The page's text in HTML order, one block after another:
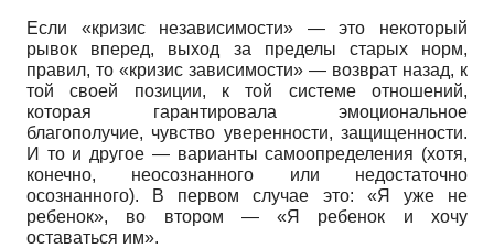
Если «кризис независимости» — это некоторый
рывок вперед, выход за пределы старых норм,
правил, то «кризис зависимости» — возврат назад, к
той своей позиции, к той системе отношений,
которая гарантировала эмоциональное
благополучие, чувство уверенности, защищенности.
И то и другое — варианты самоопределения (хотя,
конечно, неосознанного или недостаточно
осознанного). В первом случае это: «Я уже не
ребенок», во втором — «Я ребенок и хочу
оставаться им».